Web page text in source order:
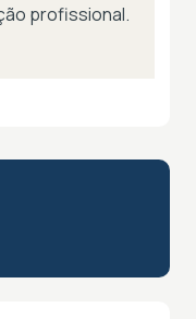
profissional.